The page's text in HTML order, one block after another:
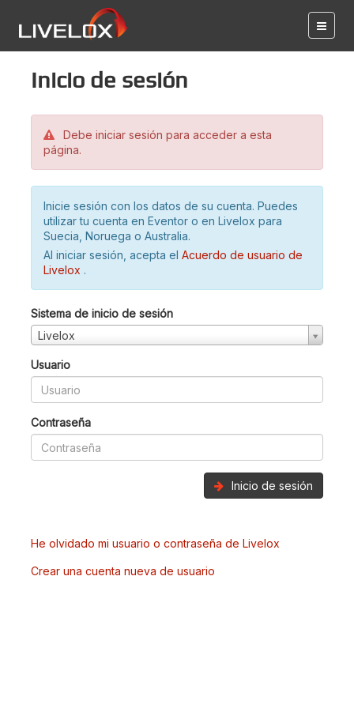
Inicio de sesión
Debe iniciar sesión para acceder a esta
página.
Inicie sesión con los datos de su cuenta. Puedes
utilizar tu cuenta en Eventor o en Livelox para
Suecia, Noruega o Australia.
Al iniciar sesión, acepta el Acuerdo de usuario de
Livelox .
Sistema de inicio de sesión
Livelox
Usuario
Contraseña
Inicio de sesión
He olvidado mi usuario o contraseña de Livelox
Crear una cuenta nueva de usuario